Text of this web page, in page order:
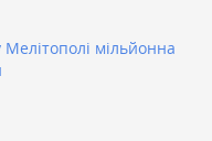
мільйонна